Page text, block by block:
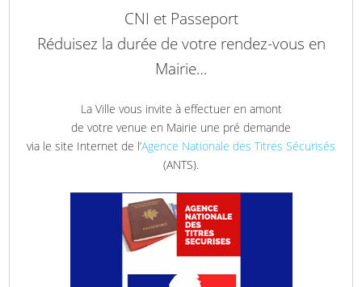
CNI et Passeport
Réduisez la durée de votre rendez-vous en
Mairie…
La Ville vous invite à effectuer en amont
de votre venue en Mairie une pré demande
via le site Internet de l’Agence Nationale des Titres Sécurisés
(ANTS).